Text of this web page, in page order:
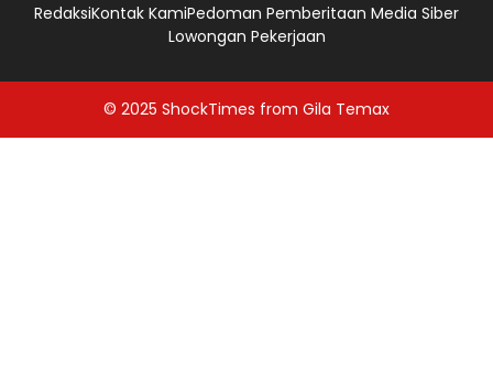
RedaksiKontak KamiPedoman Pemberitaan Media Siber
Lowongan Pekerjaan
© 2025 ShockTimes from Gila Temax